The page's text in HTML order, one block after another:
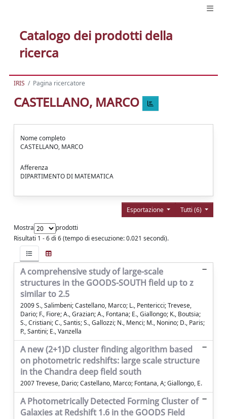
Catalogo dei prodotti della
ricerca
IRIS Pagina ricercatore
CASTELLANO, MARCO
Nome completo
CASTELLANO, MARCO
Afferenza
DIPARTIMENTO DI MATEMATICA
Tutti (6)
Esportazione
Mostra
prodotti
Risultati 1 - 6 di 6 (tempo di esecuzione: 0.021 secondi).
A comprehensive study of large-scale
structures in the GOODS-SOUTH field up to z
similar to 2.5
2009 S., Salimbeni; Castellano, Marco; L., Pentericci; Trevese,
Dario; F., Fiore; A., Grazian; A., Fontana; E., Giallongo; K., Boutsia;
S., Cristiani; C., Santis; S., Gallozzi; N., Menci; M., Nonino; D., Paris;
P., Santini; E., Vanzella
A new (2+1)D cluster finding algorithm based
on photometric redshifts: large scale structure
in the Chandra deep field south
2007 Trevese, Dario; Castellano, Marco; Fontana, A; Giallongo, E.
A Photometrically Detected Forming Cluster of
Galaxies at Redshift 1.6 in the GOODS Field